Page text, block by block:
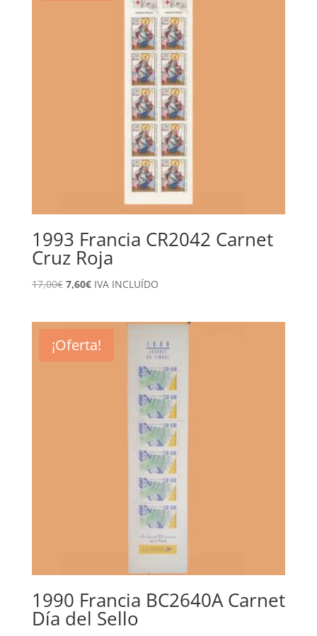
1993 Francia CR2042 Carnet
Cruz Roja
17,00€ El
17,00€.
7,60€El
7,60€.
IVA INCLUÍDO
¡Oferta!
1990 Francia BC2640A Carnet
Día del Sello